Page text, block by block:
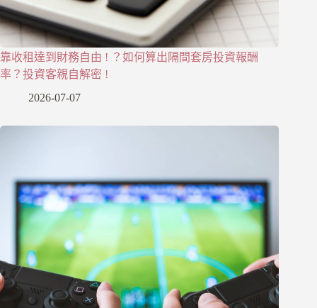
靠收租達到財務自由 ! ？如何算出隔間套房投資報酬
率？投資客親自解密 !
2026-07-07